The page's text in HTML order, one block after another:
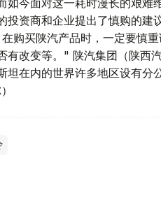
今面对这一耗时漫长的艰难
资商和企业提出了慎购的建
购买陕汽产品时，一定要慎
有改变等。" 陕汽集团（陕西
在内的世界许多地区设有分